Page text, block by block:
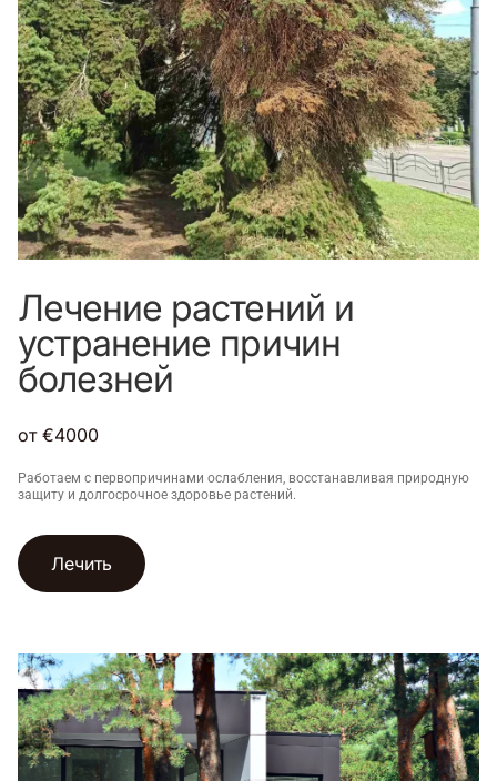
Лечение растений и
устранение причин
болезней
от €4000
Работаем с первопричинами ослабления, восстанавливая природную
защиту и долгосрочное здоровье растений.
Лечить